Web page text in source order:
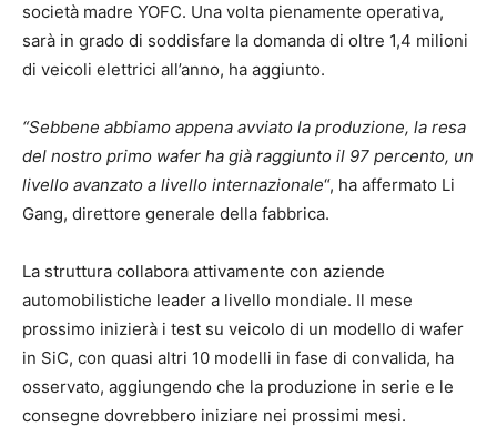
società madre YOFC. Una volta pienamente operativa,
sarà in grado di soddisfare la domanda di oltre 1,4 milioni
di veicoli elettrici all’anno, ha aggiunto.
“Sebbene abbiamo appena avviato la produzione, la resa
del nostro primo wafer ha già raggiunto il 97 percento, un
livello avanzato a livello internazionale“, ha affermato Li
Gang, direttore generale della fabbrica.
La struttura collabora attivamente con aziende
automobilistiche leader a livello mondiale. Il mese
prossimo inizierà i test su veicolo di un modello di wafer
in SiC, con quasi altri 10 modelli in fase di convalida, ha
osservato, aggiungendo che la produzione in serie e le
consegne dovrebbero iniziare nei prossimi mesi.